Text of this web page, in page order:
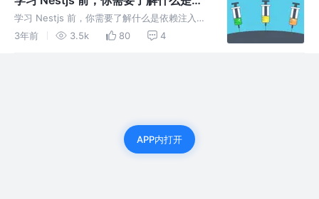
赖注入（原理详解）
学习 Nestjs 前，你需要了解什么是依赖注入
（原理详解） 前言 前端全栈方向，避不开要学
3年前 3.5k 80 4
APP内打开